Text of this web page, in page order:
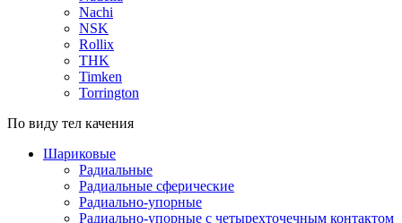
Nachi
NSK
Rollix
THK
Timken
Torrington
По виду тел качения
Шариковые
Радиальные
Радиальные сферические
Радиально-упорные
Радиально-упорные с четырехточечным контактом